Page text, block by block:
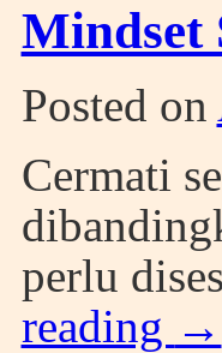
Mindset
Posted on
Cermati
perlu
reading →